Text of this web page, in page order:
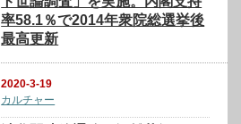
率58.1％で2014年衆院総選挙後
最高更新
2020-3-19
カルチャー